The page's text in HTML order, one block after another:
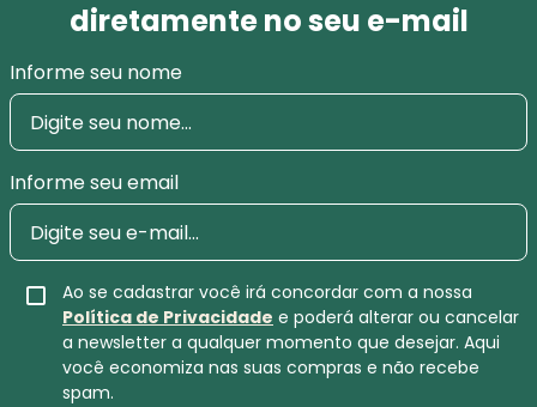
diretamente no seu e-mail
Informe seu nome
Informe seu email
Ao se cadastrar você irá concordar com a nossa
Política de Privacidade e poderá alterar ou cancelar
a newsletter a qualquer momento que desejar. Aqui
você economiza nas suas compras e não recebe
spam.